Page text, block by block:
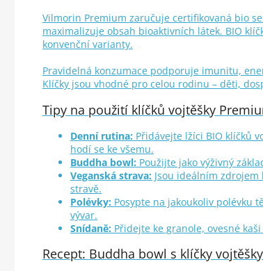
Vilmorin Premium zaručuje certifikovaná bio
maximalizuje obsah bioaktivních látek. BIO
konvenční varianty.
Pravidelná konzumace podporuje imunitu,
Klíčky jsou vhodné pro celou rodinu – děti,
Tipy na použití klíčků vojtěšky
Denní rutina: Přidávejte lžíci BIO klíčků
hodí se ke všemu.
Buddha bowl: Použijte jako výživný
Veganská strava: Jsou ideálním
stravě.
Polévky: Posypte na jakoukoliv polévku
vývar.
Snídaně: Přidejte ke granole, ovesné
Recept: Buddha bowl s klíčky